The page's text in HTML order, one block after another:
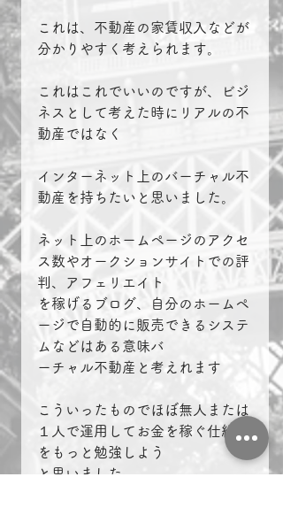
これは、不動産の家賃収入などが
分かりやすく考えられます。
これはこれでいいのですが、ビジ
ネスとして考えた時にリアルの不
動産ではなく
インターネット上のバーチャル不
動産を持ちたいと思いました。
ネット上のホームページのアクセ
ス数やオークションサイトでの評
判、アフェリエイト
を稼げるブログ、自分のホームペ
ージで自動的に販売できるシステ
ムなどはある意味バ
ーチャル不動産と考えれます
こういったものでほぼ無人または
１人で運用してお金を稼ぐ仕組み
をもっと勉強しよう
と思いました。